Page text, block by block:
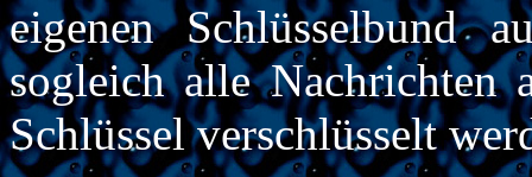
eigenen Schlüsselbund
sogleich alle Nachrichten
Schlüssel verschlüsselt